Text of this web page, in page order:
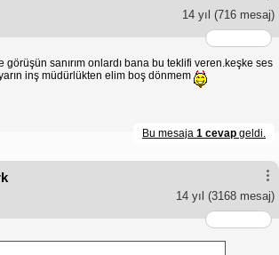
14 yıl (716 mesaj)
görüşün sanırım onlardı bana bu teklifi veren.keşke ses
yarın inş müdürlükten elim boş dönmem
Bu mesaja 1 cevap geldi.
14 yıl (3168 mesaj)